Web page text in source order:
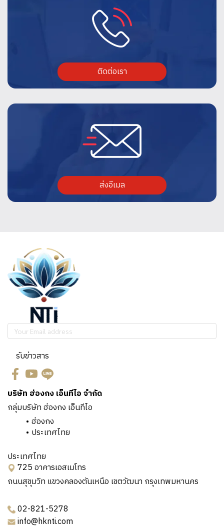
ติดต่อเรา
ส่งอีเมล
รับข่าวสาร
บริษัท ฮ่องกง เอ็นทีไอ จำกัด
กลุ่มบริษัท ฮ่องกง เอ็นทีไอ
ฮ่องกง
ประเทศไทย
ประเทศไทย
725 อาคารเอสเมโทร
ถนนสุขุมวิท แขวงคลองตันเหนือ เขตวัฒนา กรุงเทพมหานคร
02-821-5278
info@hknti.com